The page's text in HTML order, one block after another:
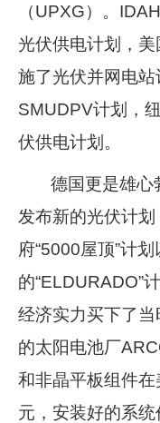
（UPXG）。
光伏供电计划，
施了光伏并网电
SMUDPV计划，
伏供电计划。
德国更是雄心
发布新的光伏计
府“5000屋顶”计
的“ELDURADO”
经济实力买下了当
的太阳电池厂
和非晶平板组件
元，安装好的系